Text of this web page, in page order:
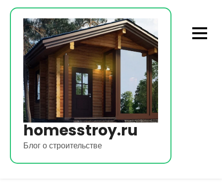
Перейти
содержимому
homesstroy.ru
Блог о строительстве